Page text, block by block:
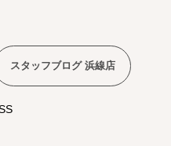
スタッフブログ 浜線店